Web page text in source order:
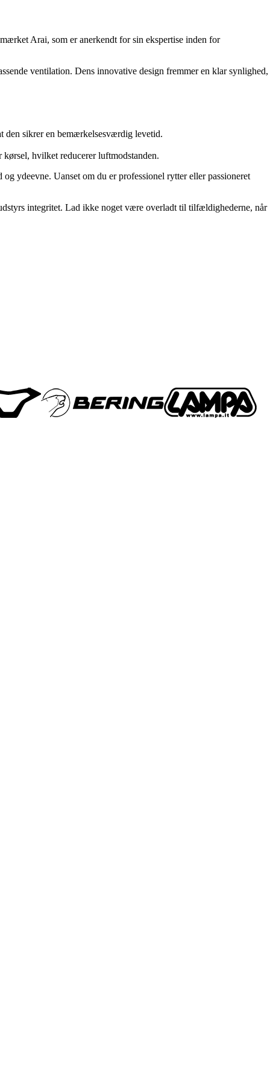
Arai, som er anerkendt for sin ekspertise inden for
ventilation. Dens innovative design fremmer en klar synlighed,
den sikrer en bemærkelsesværdig levetid.
hvilket reducerer luftmodstanden.
ydeevne. Uanset om du er professionel rytter eller passioneret
integritet. Lad ikke noget være overladt til tilfældighederne, når